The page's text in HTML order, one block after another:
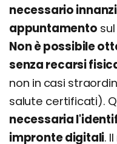
necessario
appuntamento
Non è possibile
senza recarsi
non in casi
salute certificati).
necessaria
impronte digitali.